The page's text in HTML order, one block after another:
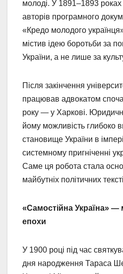
молоді. У 1891–1893 роках
авторів програмного
«Кредо молодого
містив ідею боротьби за
України, а не лише за
Після закінчення
працював адвокатом
року — у Харкові.
йому можливість глибоко
становище України в
системному пригніченні
Саме ця робота стала
майбутніх політичних
«Самостійна Україна» —
епохи
У 1900 році під час
дня народження Тараса